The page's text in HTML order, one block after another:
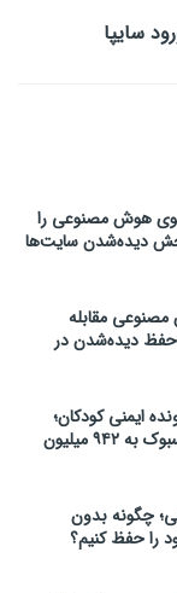
سایپا
هوش مصنوعی را
دیده‌شدن سایت‌ها
مقابله
حفظ دیده‌شدن در
پرونده ایمنی کودکان؛
مجموع محکومیت اینستاگرام و فیسبوک به ۹۴۲ میلیون
چگونه بدون
را حفظ کنیم؟